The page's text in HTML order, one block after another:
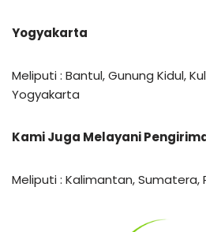
Yogyakarta
Meliputi : Bantul, Gunung Kidul,
Yogyakarta
Kami Juga Melayani
Meliputi : Kalimantan, Sumatera,